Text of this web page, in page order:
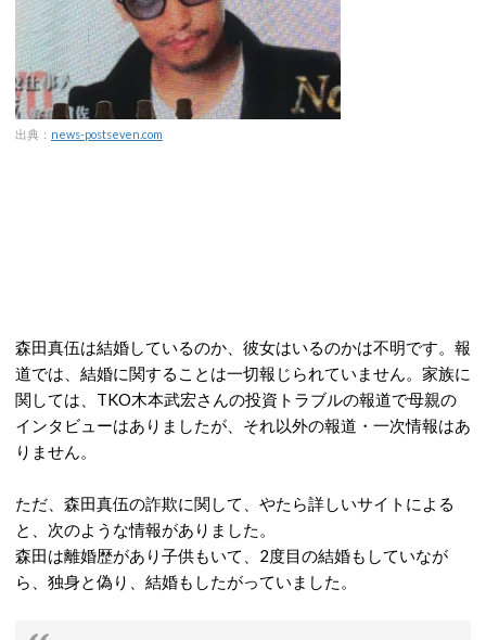
出典： news-postseven.com
森田真伍は結婚しているのか、彼女はいるのかは不明です。報
道では、結婚に関することは一切報じられていません。家族に
関しては、TKO木本武宏さんの投資トラブルの報道で母親の
インタビューはありましたが、それ以外の報道・一次情報はあ
りません。
ただ、森田真伍の詐欺に関して、やたら詳しいサイトによる
と、次のような情報がありました。
森田は離婚歴があり子供もいて、2度目の結婚もしていなが
ら、独身と偽り、結婚もしたがっていました。